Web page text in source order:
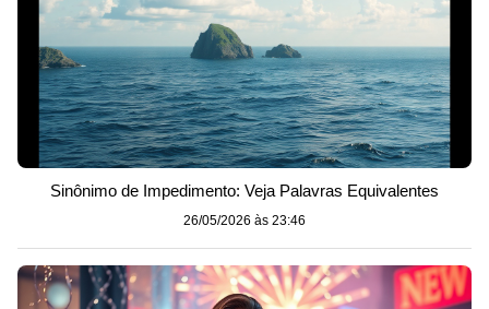
Sinônimo de Impedimento: Veja Palavras Equivalentes
26/05/2026 às 23:46